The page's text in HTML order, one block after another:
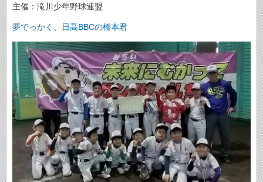
主催：滝川少年野球連盟
夢でっかく、日高BBCの橋本君